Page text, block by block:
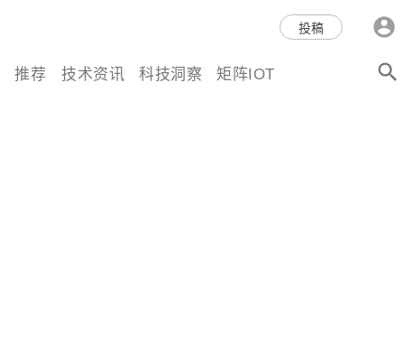
科技互联网,科技,资讯,动态,洞
察,量子,计算,AI,人工智能,机器
投稿
推荐 技术资讯 科技洞察 矩阵IOT